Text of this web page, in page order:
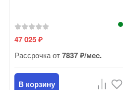
47 025₽
Рассрочка от7837 ₽/мес.
В корзину